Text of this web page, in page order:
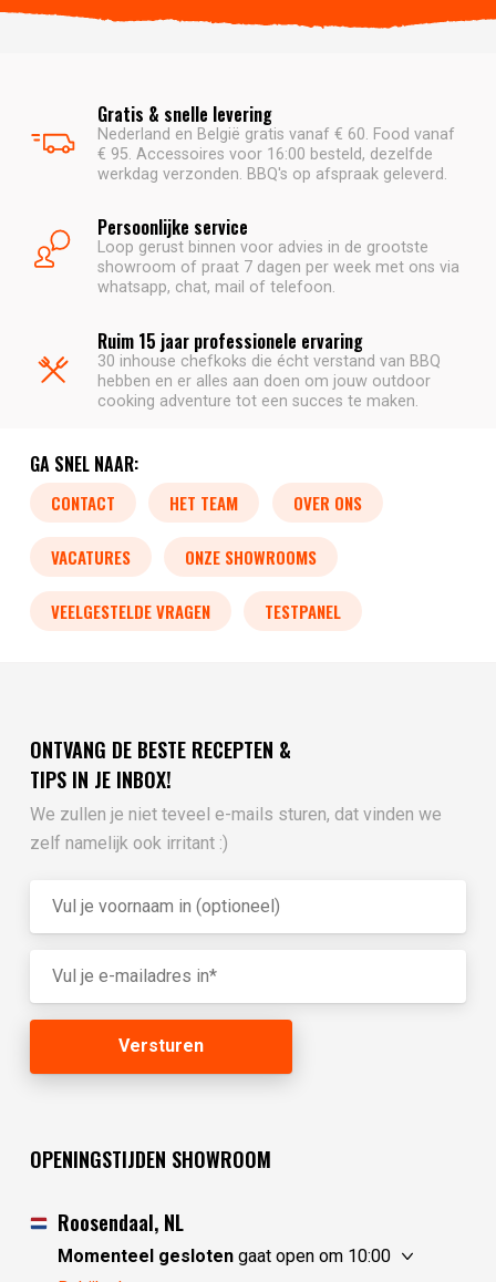
Gratis & snelle levering
Nederland en België gratis vanaf € 60. Food vanaf
€ 95. Accessoires voor 16:00 besteld, dezelfde
werkdag verzonden. BBQ's op afspraak geleverd.
Persoonlijke service
Loop gerust binnen voor advies in de grootste
showroom of praat 7 dagen per week met ons via
whatsapp, chat, mail of telefoon.
Ruim 15 jaar professionele ervaring
30 inhouse chefkoks die écht verstand van BBQ
hebben en er alles aan doen om jouw outdoor
cooking adventure tot een succes te maken.
GA SNEL NAAR:
CONTACT HET TEAM OVER ONS
VACATURES ONZE SHOWROOMS
VEELGESTELDE VRAGEN TESTPANEL
ONTVANG DE BESTE RECEPTEN &
TIPS IN JE INBOX!
We zullen je niet teveel e-mails sturen, dat vinden we
zelf namelijk ook irritant :)
OPENINGSTIJDEN SHOWROOM
Roosendaal, NL
Momenteel geslotengaat open om 10:00